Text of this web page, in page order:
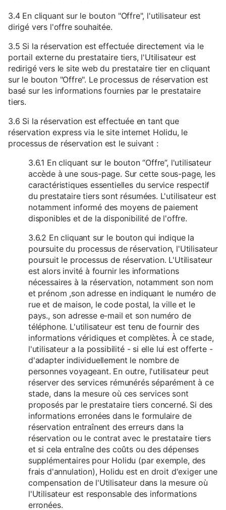
3.4 En cliquant sur le bouton "Offre", l'utilisateur est
dirigé vers l'offre souhaitée.
3.5 Si la réservation est effectuée directement via le
portail externe du prestataire tiers, l'Utilisateur est
redirigé vers le site web du prestataire tier en cliquant
sur le bouton "Offre". Le processus de réservation est
basé sur les informations fournies par le prestataire
tiers.
3.6 Si la réservation est effectuée en tant que
réservation express via le site internet Holidu, le
processus de réservation est le suivant :
3.6.1 En cliquant sur le bouton “Offre”, l'utilisateur
accède à une sous-page. Sur cette sous-page, les
caractéristiques essentielles du service respectif
du prestataire tiers sont résumées. L'utilisateur est
notamment informé des moyens de paiement
disponibles et de la disponibilité de l'offre.
3.6.2 En cliquant sur le bouton qui indique la
poursuite du processus de réservation, l'Utilisateur
poursuit le processus de réservation. L'Utilisateur
est alors invité à fournir les informations
nécessaires à la réservation, notamment son nom
et prénom ,son adresse en indiquant le numéro de
rue et de maison, le code postal, la ville et le
pays., son adresse e-mail et son numéro de
téléphone. L'utilisateur est tenu de fournir des
informations véridiques et complètes. À ce stade,
l'utilisateur a la possibilité - si elle lui est offerte -
d'adapter individuellement le nombre de
personnes voyageant. En outre, l'utilisateur peut
réserver des services rémunérés séparément à ce
stade, dans la mesure où ces services sont
proposés par le prestataire tiers concerné. Si des
informations erronées dans le formulaire de
réservation entraînent des erreurs dans la
réservation ou le contrat avec le prestataire tiers
et si cela entraîne des coûts ou des dépenses
supplémentaires pour Holidu (par exemple, des
frais d'annulation), Holidu est en droit d'exiger une
compensation de l'Utilisateur dans la mesure où
l'Utilisateur est responsable des informations
erronées.